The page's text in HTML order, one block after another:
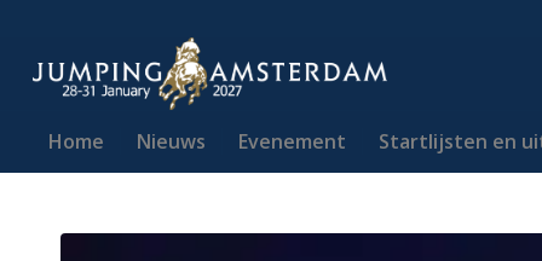
Home Nieuws Evenement Startlijsten en